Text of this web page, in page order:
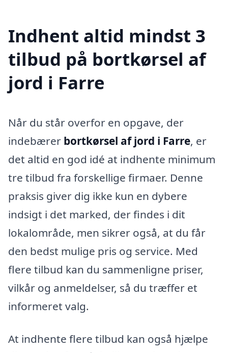
Indhent altid mindst 3
tilbud på bortkørsel af
jord i Farre
Når du står overfor en opgave, der
indebærer bortkørsel af jord i Farre, er
det altid en god idé at indhente minimum
tre tilbud fra forskellige firmaer. Denne
praksis giver dig ikke kun en dybere
indsigt i det marked, der findes i dit
lokalområde, men sikrer også, at du får
den bedst mulige pris og service. Med
flere tilbud kan du sammenligne priser,
vilkår og anmeldelser, så du træffer et
informeret valg.
At indhente flere tilbud kan også hjælpe